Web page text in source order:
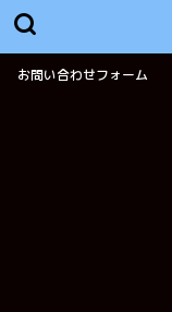
お問い合わせフォーム